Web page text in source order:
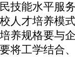
技能水平服
人才培养模
养规格要与
将工学结合